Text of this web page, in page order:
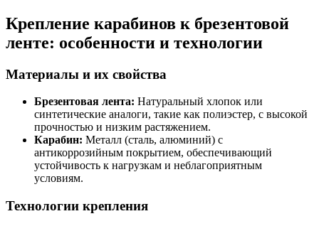
Крепление карабинов к брезентовой
ленте: особенности и технологии
Материалы и их свойства
Брезентовая лента: Натуральный хлопок или
синтетические аналоги, такие как полиэстер, с высокой
прочностью и низким растяжением.
Карабин: Металл (сталь, алюминий) с
антикоррозийным покрытием, обеспечивающий
устойчивость к нагрузкам и неблагоприятным
условиям.
Технологии крепления